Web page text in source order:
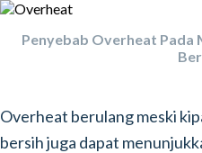
Penyebab Overheat Pada
Overheat berulang meski
bersih juga dapat